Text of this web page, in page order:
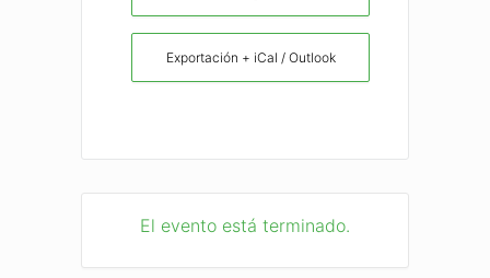
Exportación + iCal / Outlook
El evento está terminado.